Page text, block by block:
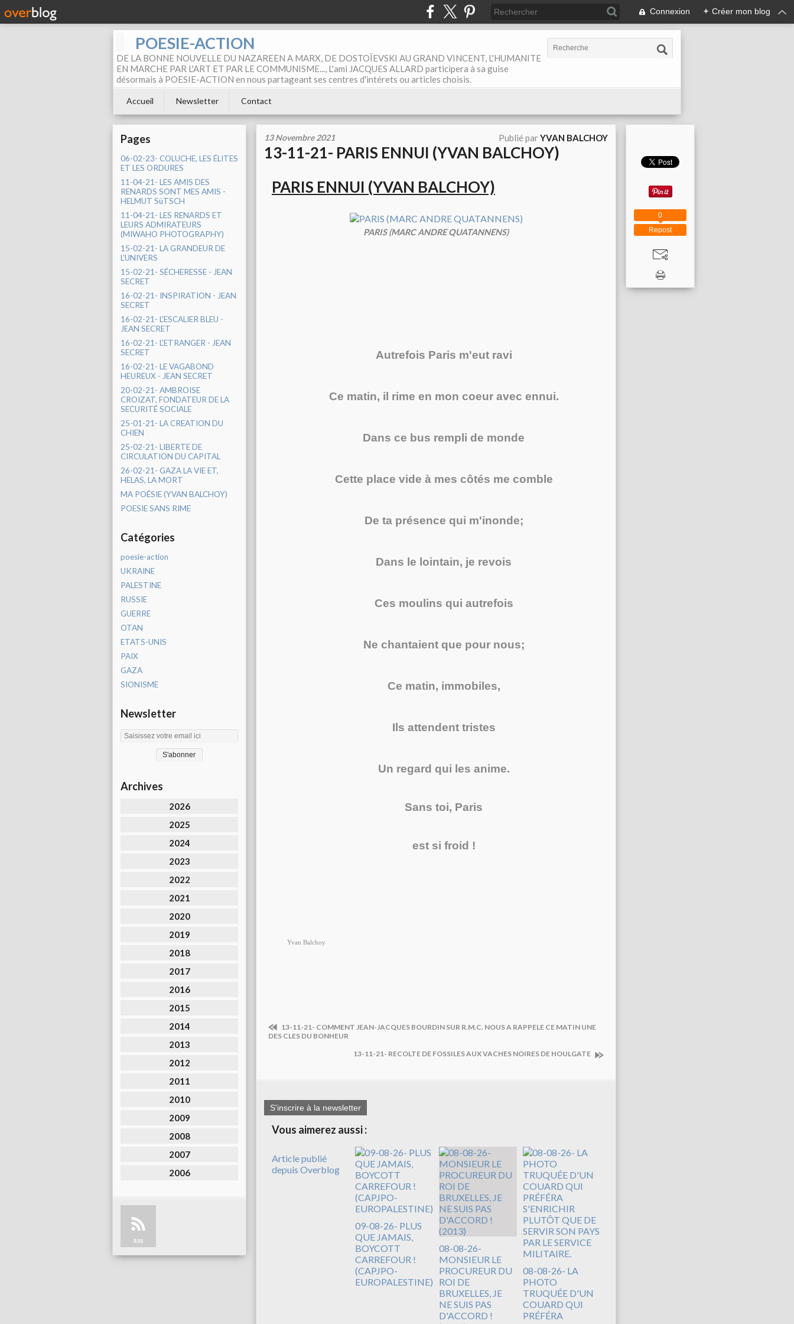
Connexion + Créer mon blog
POESIE-ACTION
DE LA BONNE NOUVELLE DU NAZAREEN A MARX, DE DOSTOÏEVSKI AU GRAND VINCENT, L'HUMANITE
EN MARCHE PAR L'ART ET PAR LE COMMUNISME..., L'ami JACQUES ALLARD participera à sa guise
désormais à POESIE-ACTION en nous partageant ses centres d'intérets ou articles choisis.
Accueil Newsletter Contact
Pages
06-02-23- COLUCHE, LES ÉLITES
ET LES ORDURES
11-04-21- LES AMIS DES
RENARDS SONT MES AMIS -
HELMUT SüTSCH
11-04-21- LES RENARDS ET
LEURS ADMIRATEURS
(MIWAHO PHOTOGRAPHY)
15-02-21- LA GRANDEUR DE
L'UNIVERS
15-02-21- SÉCHERESSE - JEAN
SECRET
16-02-21- INSPIRATION - JEAN
SECRET
16-02-21- L'ESCALIER BLEU -
JEAN SECRET
16-02-21- L'ETRANGER - JEAN
SECRET
16-02-21- LE VAGABOND
HEUREUX - JEAN SECRET
20-02-21- AMBROISE
CROIZAT, FONDATEUR DE LA
SECURITÉ SOCIALE
25-01-21- LA CREATION DU
CHIEN
25-02-21- LIBERTE DE
CIRCULATION DU CAPITAL
26-02-21- GAZA LA VIE ET,
HELAS, LA MORT
MA POÉSIE (YVAN BALCHOY)
POESIE SANS RIME
Catégories
poesie-action
UKRAINE
PALESTINE
RUSSIE
GUERRE
OTAN
ETATS-UNIS
PAIX
GAZA
SIONISME
Newsletter
Archives
2026
2025
2024
2023
2022
2021
2020
2019
2018
2017
2016
2015
2014
2013
2012
2011
2010
2009
2008
2007
2006
RSS
13 Novembre 2021 Publié parYVAN BALCHOY
13-11-21- PARIS ENNUI (YVAN BALCHOY)
PARIS ENNUI (YVAN BALCHOY)
PARIS (MARC ANDRE QUATANNENS)
Autrefois Paris m'eut ravi
Ce matin, il rime en mon coeur avec ennui.
Dans ce bus rempli de monde
Cette place vide à mes côtés me comble
De ta présence qui m'inonde;
Dans le lointain, je revois
Ces moulins qui autrefois
Ne chantaient que pour nous;
Ce matin, immobiles,
Ils attendent tristes
Un regard qui les anime.
Sans toi, Paris
est si froid !
Yvan Balchoy
13-11-21- COMMENT JEAN-JACQUES BOURDIN SUR R.M.C. NOUS A RAPPELE CE MATIN UNE
DES CLES DU BONHEUR
13-11-21- RECOLTE DE FOSSILES AUX VACHES NOIRES DE HOULGATE
S'inscrire à la newsletter
Vous aimerez aussi :
Article publié
depuis Overblog
09-08-26- PLUS
QUE JAMAIS,
BOYCOTT
CARREFOUR !
(CAPJPO-
EUROPALESTINE)
08-08-26-
MONSIEUR LE
PROCUREUR DU
ROI DE
BRUXELLES, JE
NE SUIS PAS
D'ACCORD !
08-08-26- LA
PHOTO
TRUQUÉE D'UN
COUARD QUI
PRÉFÉRA
Repost
0